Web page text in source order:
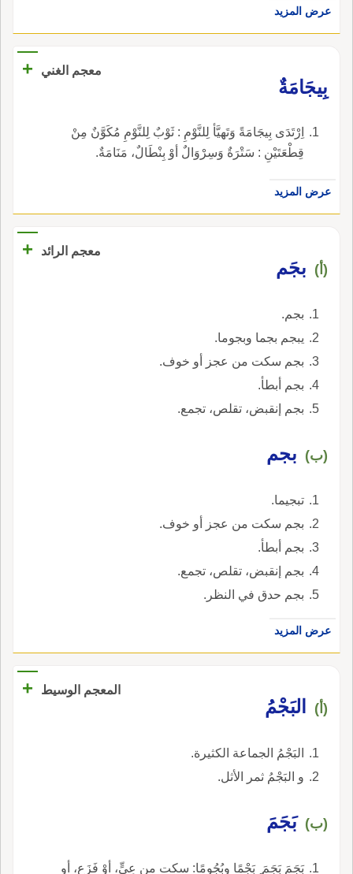
عرض المزيد
معجم الغني
+
بِيجَامَةٌ
اِرْتَدَى بِيجَامَةً وَتَهيَّأ لِلنَّوْمِ : ثَوْبٌ لِلنَّوْمِ مُكَوَّنٌ مِنْ
قِطْعَتَيْنِ : سَتْرَةٌ وَسِرْوَالٌ أوْ بِنْطَالٌ، مَنَامَةٌ.
عرض المزيد
معجم الرائد +
(أ) بجَم
بجم.
يبجم بجما وبجوما.
بجم سكت من عجز أو خوف.
بجم أبطأ.
بجم إنقبض، تقلص، تجمع.
(ب) بجم
تبجيما.
بجم سكت من عجز أو خوف.
بجم أبطأ.
بجم إنقبض، تقلص، تجمع.
بجم حدق في النظر.
عرض المزيد
المعجم الوسيط +
(أ) البَجْمُ
البَجْمُ الجماعة الكثيرة.
و البَجْمُ ثمر الأثل.
(ب) بَجَمَ
بَجَمَ بَجَمَ ِ بَجْمًا وبُجُومًا: سكت من عِيٍّ، أوْ فَزَعٍ، أو